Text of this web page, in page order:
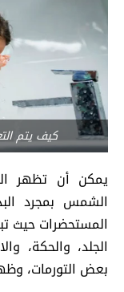
كيف يتم
يمكن أن تظهر
الشمس بمجرد
المستحضرات حيث
الجلد، والحكة،
بعض التورمات،